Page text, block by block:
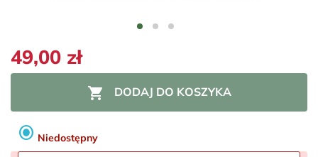
49,00 zł
 DODAJ DO KOSZYKA
radio_button_checked Niedostępny